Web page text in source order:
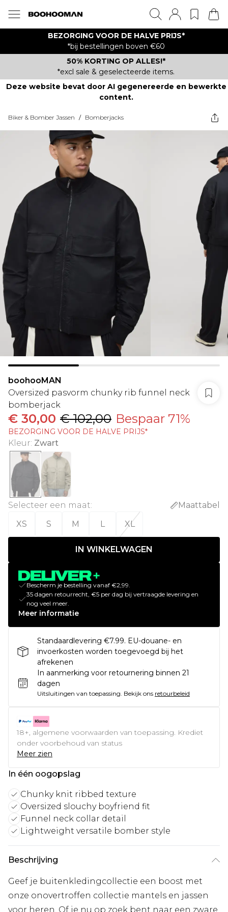
BEZORGING VOOR DE HALVE PRIJS*
*bij bestellingen boven €60
50% KORTING OP ALLES!*
*excl sale & geselecteerde items.
Deze website bevat door AI gegenereerde en bewerkte
content.
Biker & Bomber Jassen / Bomberjacks
boohooMAN
Oversized pasvorm chunky rib funnel neck
bomberjack
€ 30,00 € 102,00 Bespaar 71%
BEZORGING VOOR DE HALVE PRIJS*
Kleur: Zwart
Selecteer een maat:
Maattabel
XS
S M L XL
IN WINKELWAGEN
Bescherm je bestelling vanaf €2,99.
35 dagen retourrecht, €5 per dag bij vertraagde levering en
nog veel meer.
Meer informatie
Standaardlevering €7.99. EU-douane- en
invoerkosten worden toegevoegd bij het
afrekenen
In aanmerking voor retournering binnen 21
dagen
Uitsluitingen van toepassing. Bekijk ons retourbeleid
18+, algemene voorwaarden van toepassing. Krediet
onder voorbehoud van status
Meer zien
In één oogopslag
Chunky knit ribbed texture
Oversized slouchy boyfriend fit
Funnel neck collar detail
Lightweight versatile bomber style
Beschrijving
Geef je buitenkledingcollectie een boost met
onze onovertroffen collectie mantels en jassen
voor heren. Of je nu op zoek bent naar een zware